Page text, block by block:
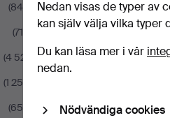
(849)
(716)
(4 521)
(1 258)
(656)
SAMLING AV
Klubbades 11 sep 2023
Nedan visas de typer av
kan själv välja vilka typer
Du kan läsa mer i vår
nedan.
Nödvändiga cookies